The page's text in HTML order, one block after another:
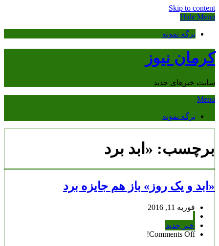
Skip to content
Hide Menu
برگه نمونه
کرمان نیوز
سایت خبرهای جدید
Menu
برگه نمونه
برچسب: «ابد برد
«ابد و یک روز» باز هم جایزه برد
فوریه 11, 2016
خبر جدید
Comments Off!